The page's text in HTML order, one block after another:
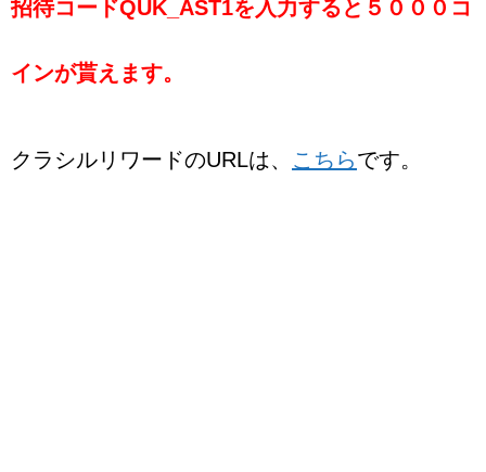
招待コードQUK_AST1を入力すると５０００コ
インが貰えます。
クラシルリワードのURLは、 こちらです。